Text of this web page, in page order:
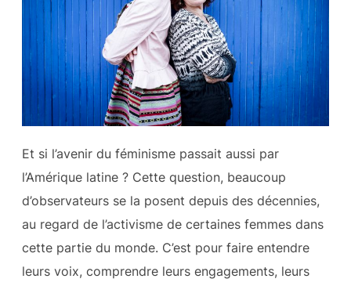
Et si l’avenir du féminisme passait aussi par
l’Amérique latine ? Cette question, beaucoup
d’observateurs se la posent depuis des décennies,
au regard de l’activisme de certaines femmes dans
cette partie du monde. C’est pour faire entendre
leurs voix, comprendre leurs engagements, leurs